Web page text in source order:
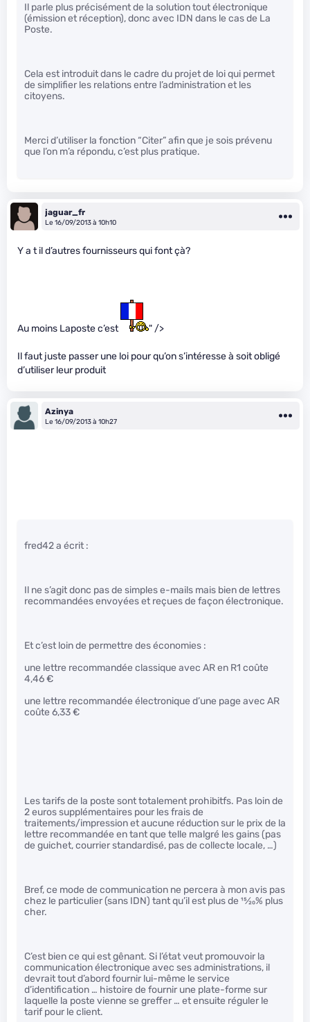
Il parle plus précisément de la solution tout électronique
(émission et réception), donc avec IDN dans le cas de La
Poste.
Cela est introduit dans le cadre du projet de loi qui permet
de simplifier les relations entre l’administration et les
citoyens.
Merci d’utiliser la fonction “Citer” afin que je sois prévenu
que l’on m’a répondu, c’est plus pratique.
jaguar_fr
Le 16/09/2013 à 10h10
Y a t il d’autres fournisseurs qui font çà?
Au moins Laposte c’est " />
Il faut juste passer une loi pour qu’on s’intéresse à soit obligé
d’utiliser leur produit
Azinya
Le 16/09/2013 à 10h27
fred42 a écrit :
Il ne s’agit donc pas de simples e-mails mais bien de lettres
recommandées envoyées et reçues de façon électronique.
Et c’est loin de permettre des économies :
une lettre recommandée classique avec AR en R1 coûte
4,46 €
une lettre recommandée électronique d’une page avec AR
coûte 6,33 €
Les tarifs de la poste sont totalement prohibitfs. Pas loin de
2 euros supplémentaires pour les frais de
traitements/impression et aucune réduction sur le prix de la
lettre recommandée en tant que telle malgré les gains (pas
de guichet, courrier standardisé, pas de collecte locale, …)
Bref, ce mode de communication ne percera à mon avis pas
chez le particulier (sans IDN) tant qu’il est plus de 15⁄20% plus
cher.
C’est bien ce qui est gênant. Si l’état veut promouvoir la
communication électronique avec ses administrations, il
devrait tout d’abord fournir lui-même le service
d’identification … histoire de fournir une plate-forme sur
laquelle la poste vienne se greffer … et ensuite réguler le
tarif pour le client.